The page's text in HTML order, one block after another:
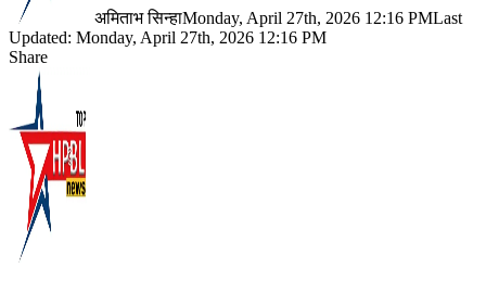
अमिताभ सिन्हाMonday, April 27th, 2026 12:16 PMLast
Updated: Monday, April 27th, 2026 12:16 PM
Share
Facebook
LinkedIn
Pinterest
WhatsApp
Telegram